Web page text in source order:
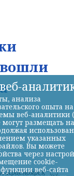
Красноярск
анализа
опыта на
веб-аналитики
размещать на
указанных
Вы можете
через
cookie-
веб-сайта